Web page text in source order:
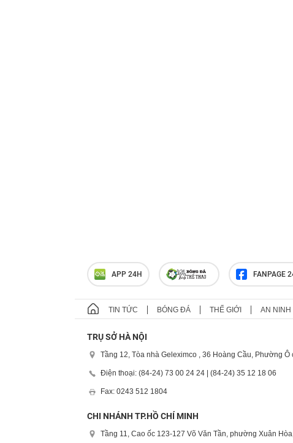
APP 24H FANPAGE
TIN TỨC BÓNG ĐÁ THẾ GIỚI AN NINH
TRỤ SỞ HÀ NỘI
Tầng 12, Tòa nhà Geleximco , 36 Hoàng Cầu, Phường Ô
Điện thoại: (84-24) 73 00 24 24 | (84-24) 35 12 18 06
Fax: 0243 512 1804
CHI NHÁNH TP.HỒ CHÍ MINH
Tầng 11, Cao ốc 123-127 Võ Văn Tần, phường Xuân